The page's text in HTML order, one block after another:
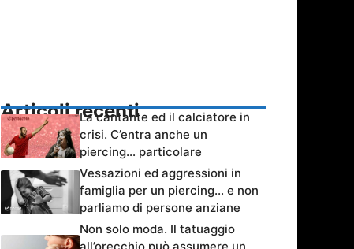
Articoli recentiLa cantante ed il calciatore in
crisi. C’entra anche un
piercing… particolare
Vessazioni ed aggressioni in
famiglia per un piercing… e non
parliamo di persone anziane
Non solo moda. Il tatuaggio
all’orecchio può assumere un